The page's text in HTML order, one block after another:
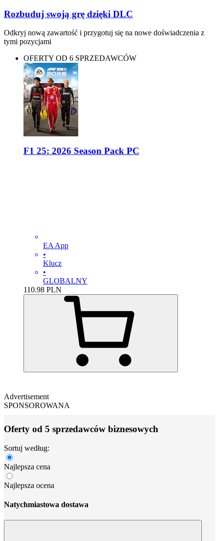
Rozbuduj swoją grę dzięki DLC
Odkryj nową zawartość i przygotuj się na nowe doświadczenia z
tymi pozycjami
OFERTY OD 6 SPRZEDAWCÓW
F1 25: 2026 Season Pack PC
EA App
•
Klucz
•
GLOBALNY
110.98 PLN
Advertisement
SPONSOROWANA
Oferty od 5 sprzedawców biznesowych
Sortuj według:
Najlepsza cena
Najlepsza ocena
Natychmiastowa dostawa